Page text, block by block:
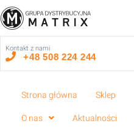
Strona główna Sklep
O nas Aktualności
Kontakt z nami
+48 508 224 244